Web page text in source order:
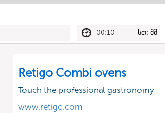
00:10 სთ: მმ
Retigo Combi ovens
Touch the professional gastronomy
www.retigo.com